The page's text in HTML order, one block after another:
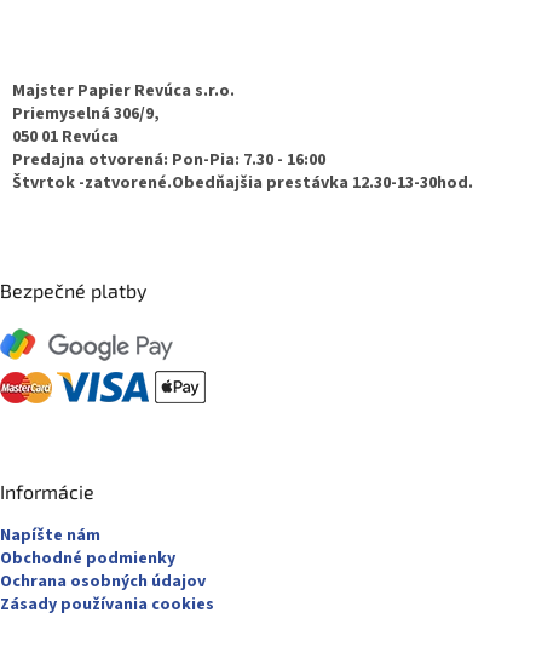
Majster Papier Revúca s.r.o.
Priemyselná 306/9,
050 01 Revúca
Predajna otvorená: Pon-Pia: 7.30 - 16:00
Štvrtok -zatvorené.Obedňajšia prestávka 12.30-13-30hod.
Bezpečné platby
Informácie
Napíšte nám
Obchodné podmienky
Ochrana osobných údajov
Zásady používania cookies